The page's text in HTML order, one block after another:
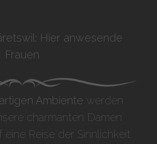
Hier anwesende
Frauen
Ambiente werden
charmanten Damen
Reise der Sinnlichkeit.